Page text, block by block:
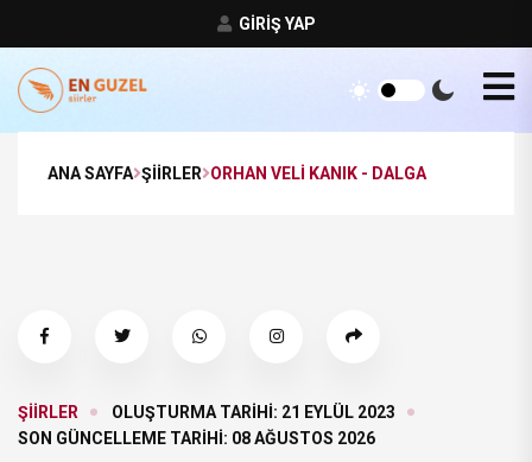
GIRIŞ YAP
ANA SAYFA ŞIIRLER ORHAN VELI KANIK - DALGA
ŞIIRLER
OLUŞTURMA TARIHI: 21 EYLÜL 2023
SON GÜNCELLEME TARIHI: 08 AĞUSTOS 2026